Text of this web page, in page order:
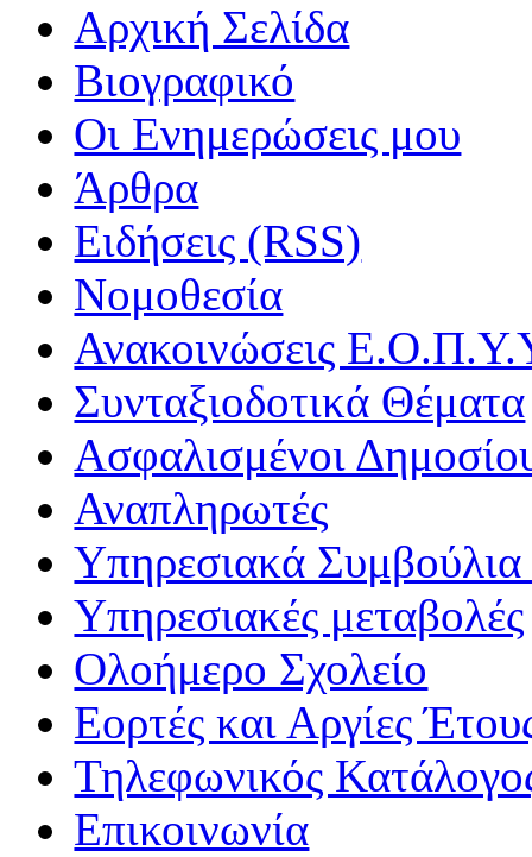
Αρχική Σελίδα
Βιογραφικό
Οι Ενημερώσεις μου
Άρθρα
Ειδήσεις (RSS)
Νομοθεσία
Ανακοινώσεις
Συνταξιοδοτικά Θέματα
Ασφαλισμένοι
Αναπληρωτές
Υπηρεσιακά
Υπηρεσιακές μεταβολές
Ολοήμερο Σχολείο
Εορτές και Αργίες
Τηλεφωνικός
Επικοινωνία